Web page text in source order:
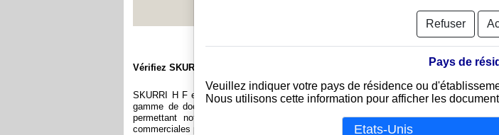
Vérifiez SKURRI H F
SKURRI H F est immatriculée au registre du commerce islandais. Info-clipper.com
gamme de documents et de rapports contenant d'une part des informations issues
permettant notamment de constituer l'équivalent d'un Kbis et d'autres part des
commerciales permettant d'évaluer la fiabilité et la solvabilité de cette entreprise.
Refuser
Pays de
Veuillez indiquer votre pays de résidence ou
Nous utilisons cette information pour afficher les